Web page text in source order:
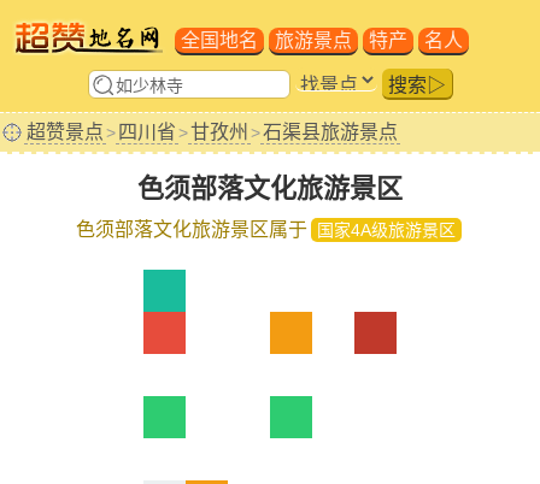
全国地名 旅游景点 特产 名人
搜索▷
超赞景点> 四川省>甘孜州 >石渠县旅游景点
色须部落文化旅游景区
色须部落文化旅游景区属于 国家4A级旅游景区